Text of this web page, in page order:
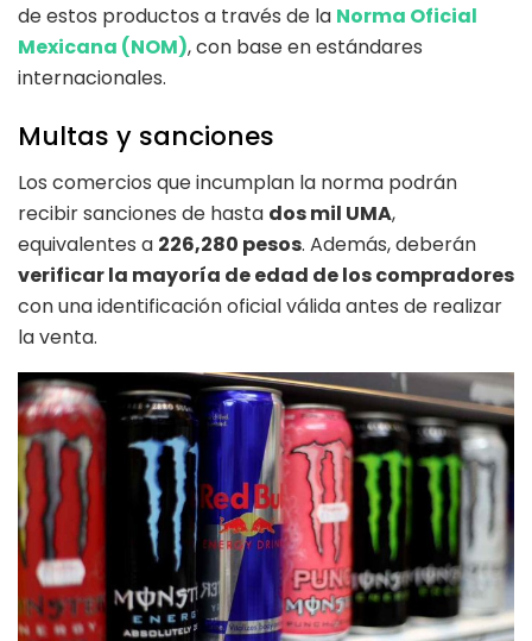
de estos productos a través de la Norma Oficial
Mexicana (NOM), con base en estándares
internacionales.
Multas y sanciones
Los comercios que incumplan la norma podrán
recibir sanciones de hasta dos mil UMA,
equivalentes a 226,280 pesos. Además, deberán
verificar la mayoría de edad de los compradores
con una identificación oficial válida antes de realizar
la venta.